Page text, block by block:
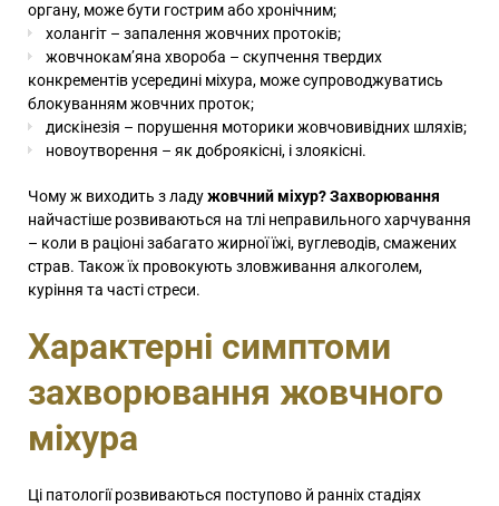
органу, може бути гострим або хронічним;
холангіт – запалення жовчних протоків;
жовчнокам’яна хвороба – скупчення твердих
конкрементів усередині міхура, може супроводжуватись
блокуванням жовчних проток;
дискінезія – порушення моторики жовчовивідних шляхів;
новоутворення – як доброякісні, і злоякісні.
Чому ж виходить з ладужовчний міхур? Захворювання
найчастіше розвиваються на тлі неправильного харчування
– коли в раціоні забагато жирної їжі, вуглеводів, смажених
страв. Також їх провокують зловживання алкоголем,
куріння та часті стреси.
Характерні симптоми
захворювання жовчного
міхура
Ці патології розвиваються поступово й ранніх стадіях